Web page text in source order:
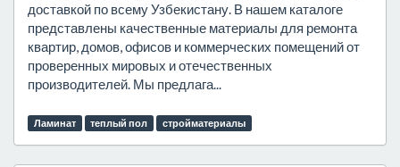
доставкой по всему Узбекистану. В нашем каталоге
представлены качественные материалы для ремонта
квартир, домов, офисов и коммерческих помещений от
проверенных мировых и отечественных
производителей. Мы предлага...
Ламинат теплый пол стройматериалы